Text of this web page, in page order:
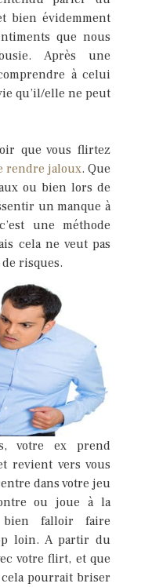
bien évidemment
que nous
Après une
à celui
qu’il/elle ne peut
que vous flirtez
rendre jaloux. Que
ou bien lors de
un manque à
une méthode
cela ne veut pas
risques.
votre ex prend
revient vers vous
dans votre jeu
ou joue à la
falloir faire
loin. A partir du
votre flirt, et que
pourrait briser